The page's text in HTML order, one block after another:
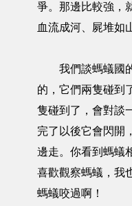
爭。那邊比較強，
血流成河、屍堆如
我們談螞蟻國的
的，它們兩隻碰到
隻碰到了，會對談
完了以後它會閃開
邊走。你看到螞蟻
喜歡觀察螞蟻，我
螞蟻咬過啊！